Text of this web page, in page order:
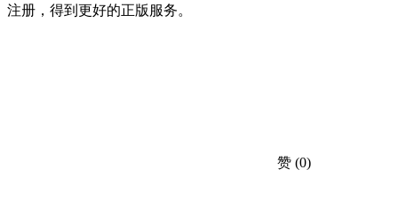
注册，得到更好的正版服务。
赞 (0)